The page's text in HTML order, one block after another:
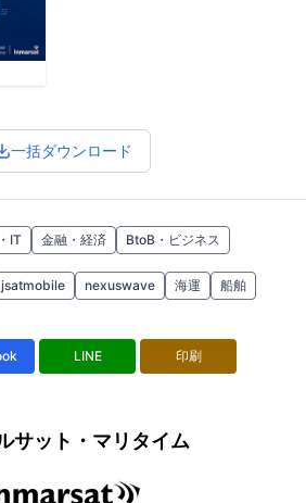
一括ダウンロード
IT 金融・経済 BtoB・ビジネス
jsatmobile nexuswave 海運 船舶
LINE 印刷
サット・マリタイム